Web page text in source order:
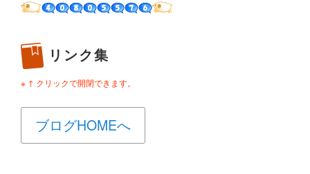
リンク集
※ ↑ クリックで開閉できます。
ブログHOMEへ